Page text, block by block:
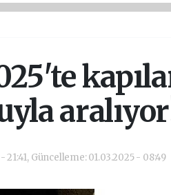
21:41, Güncelleme: 01.03.2025 - 08:49